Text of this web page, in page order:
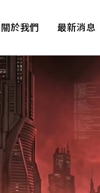
關於我們 最新消息
牌
目前的代理品